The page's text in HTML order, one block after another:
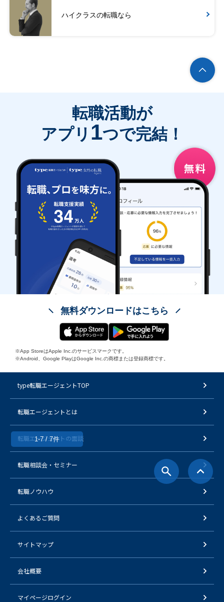
ハイクラスの転職なら
1-7 / 7件
転職活動が
アプリ 1つで完結！
無料ダウンロードはこちら
※App StoreはApple Inc.のサービスマークです。
※Android、Google PlayはGoogle Inc.の商標または登録商標です。
type転職エージェントTOP
転職エージェントとは
転職エージェントの面談
転職相談会・セミナー
転職ノウハウ
よくあるご質問
サイトマップ
会社概要
マイページログイン